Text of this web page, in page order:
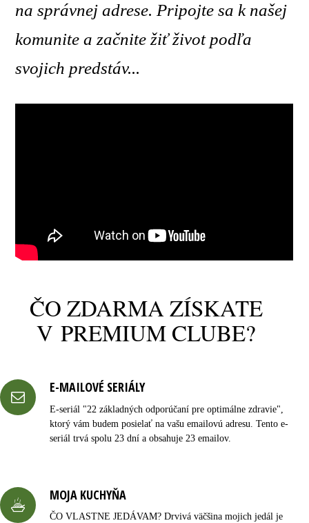
na správnej adrese. Pripojte sa k našej
komunite a začnite žiť život podľa
svojich predstáv...
ČO ZDARMA ZÍSKATE
V PREMIUM CLUBE?
E-MAILOVÉ SERIÁLY
E-seriál "22 základných odporúčaní pre optimálne zdravie",
ktorý vám budem posielať na vašu emailovú adresu. Tento e-
seriál trvá spolu 23 dní a obsahuje 23 emailov.
MOJA KUCHYŇA
ČO VLASTNE JEDÁVAM? Drvivá väčšina mojich jedál je